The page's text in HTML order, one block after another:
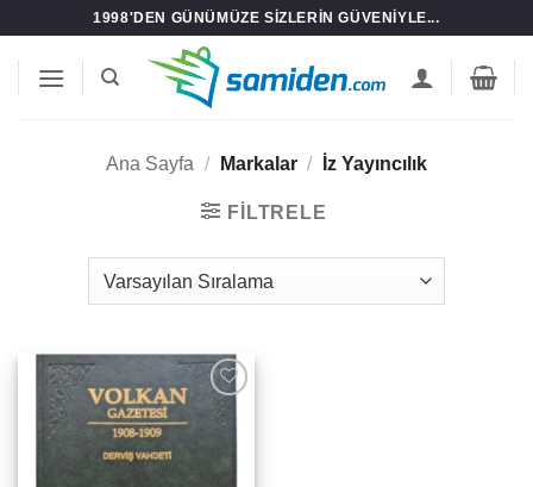
1998'DEN GÜNÜMÜZE SIZLERIN GÜVENIYLE...
Ana Sayfa / Markalar / İz Yayıncılık
FILTRELE
Add to